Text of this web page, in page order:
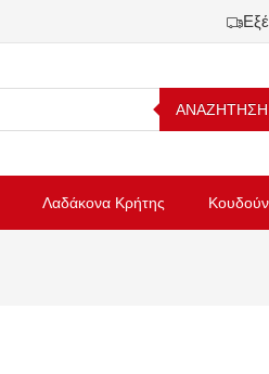
ΑΝΑΖΗΤΗΣΗ
Λαδάκονα Κρήτης